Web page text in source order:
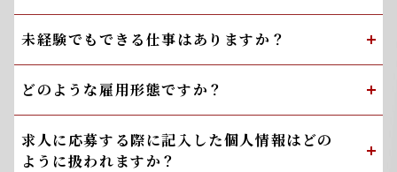
未経験でもできる仕事はありますか？
どのような雇用形態ですか？
求人に応募する際に記入した個人情報はどの
ように扱われますか？